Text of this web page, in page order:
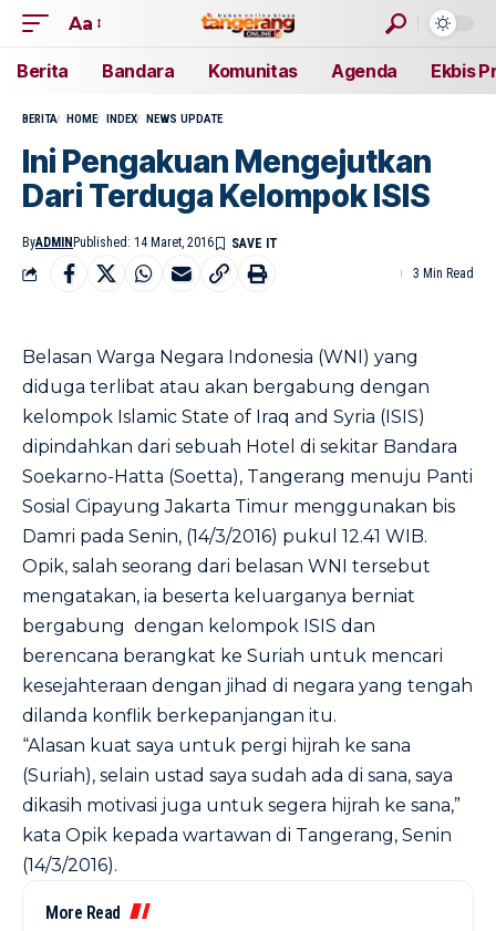
Aa
Berita Bandara Komunitas Agenda Ekbis
BERITA HOME INDEX NEWS UPDATE
Ini Pengakuan Mengejutkan
Dari Terduga Kelompok ISIS
ByADMIN Published: 14 Maret, 2016
3 Min Read
Belasan Warga Negara Indonesia (WNI) yang
diduga terlibat atau akan bergabung dengan
kelompok Islamic State of Iraq and Syria (ISIS)
dipindahkan dari sebuah Hotel di sekitar Bandara
Soekarno-Hatta (Soetta), Tangerang menuju Panti
Sosial Cipayung Jakarta Timur menggunakan bis
Damri pada Senin, (14/3/2016) pukul 12.41 WIB.
Opik, salah seorang dari belasan WNI tersebut
mengatakan, ia beserta keluarganya berniat
bergabung dengan kelompok ISIS dan
berencana berangkat ke Suriah untuk mencari
kesejahteraan dengan jihad di negara yang tengah
dilanda konflik berkepanjangan itu.
“Alasan kuat saya untuk pergi hijrah ke sana
(Suriah), selain ustad saya sudah ada di sana, saya
dikasih motivasi juga untuk segera hijrah ke sana,”
kata Opik kepada wartawan di Tangerang, Senin
(14/3/2016).
More Read